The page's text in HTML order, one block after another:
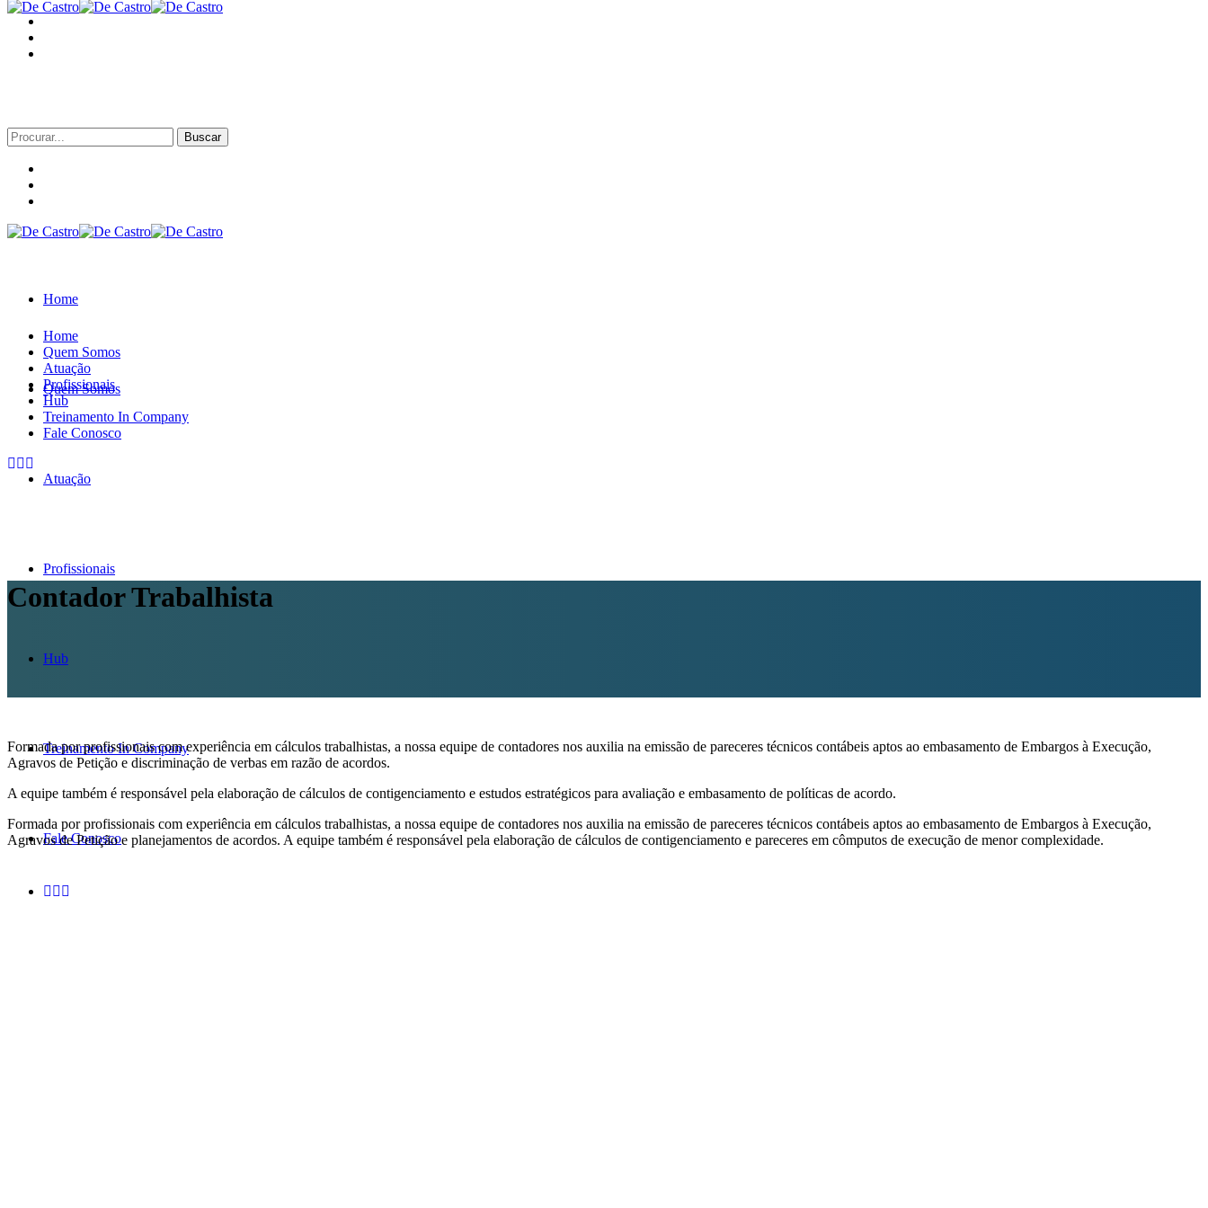
Procurar
por:
Home
Quem Somos
Atuação
Profissionais
Hub
Treinamento In Company
Fale Conosco
Home
Quem Somos
Atuação
Profissionais
Hub
Treinamento In Company
Fale Conosco
Contador Trabalhista
Formada por profissionais com experiência em cálculos trabalhistas, a nossa equipe de contadores nos auxilia na emissão de pareceres técnicos contábeis aptos ao embasamento de Embargos à Execução,
Agravos de Petição e discriminação de verbas em razão de acordos.
A equipe também é responsável pela elaboração de cálculos de contigenciamento e estudos estratégicos para avaliação e embasamento de políticas de acordo.
Formada por profissionais com experiência em cálculos trabalhistas, a nossa equipe de contadores nos auxilia na emissão de pareceres técnicos contábeis aptos ao embasamento de Embargos à Execução,
Agravos de Petição e planejamentos de acordos. A equipe também é responsável pela elaboração de cálculos de contigenciamento e pareceres em cômputos de execução de menor complexidade.